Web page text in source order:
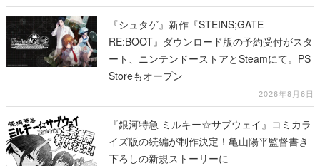
『シュタゲ』新作『STEINS;GATE
RE:BOOT』ダウンロード版の予約受付がスタ
ート、ニンテンドーストアとSteamにて。PS
Storeもオープン
2026年8月6日
『銀河特急 ミルキー☆サブウェイ』コミカラ
イズ版の続編が制作決定！亀山陽平監督書き
下ろしの新規ストーリーに